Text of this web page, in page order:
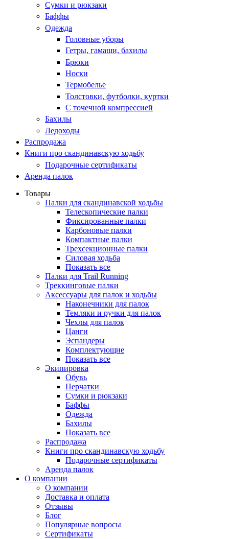
Сумки и рюкзаки
Баффы
Одежда
Головные уборы
Гетры, гамаши, бахилы
Брюки
Носки
Термобелье
Толстовки, футболки, куртки
С точечной компрессией
Бахилы
Ледоходы
Распродажа
Книги про скандинавскую ходьбу
Подарочные сертификаты
Аренда палок
Товары
Палки для скандинавской ходьбы
Телескопические палки
Фиксированные палки
Карбоновые палки
Компактные палки
Трехсекционные палки
Силовая ходьба
Показать все
Палки для Trail Running
Треккинговые палки
Аксессуары для палок и ходьбы
Наконечники для палок
Темляки и ручки для палок
Чехлы для палок
Цанги
Эспандеры
Комплектующие
Показать все
Экипировка
Обувь
Перчатки
Сумки и рюкзаки
Баффы
Одежда
Бахилы
Показать все
Распродажа
Книги про скандинавскую ходьбу
Подарочные сертификаты
Аренда палок
О компании
О компании
Доставка и оплата
Отзывы
Блог
Популярные вопросы
Сертификаты